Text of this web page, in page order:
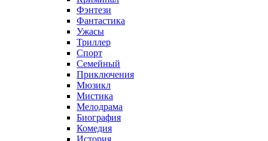
Фэнтези
Фантастика
Ужасы
Триллер
Спорт
Семейный
Приключения
Мюзикл
Мистика
Мелодрама
Биография
Комедия
История